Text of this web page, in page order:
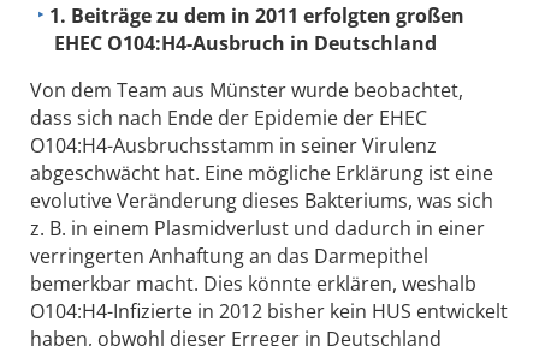
1. Beiträge zu dem in 2011 erfolgten großen
EHEC O104:H4-Ausbruch in Deutschland
Von dem Team aus Münster wurde beobachtet,
dass sich nach Ende der Epidemie der EHEC
O104:H4-Ausbruchsstamm in seiner Virulenz
abgeschwächt hat. Eine mögliche Erklärung ist eine
evolutive Veränderung dieses Bakteriums, was sich
z. B. in einem Plasmidverlust und dadurch in einer
verringerten Anhaftung an das Darmepithel
bemerkbar macht. Dies könnte erklären, weshalb
O104:H4-Infizierte in 2012 bisher kein HUS entwickelt
haben, obwohl dieser Erreger in Deutschland